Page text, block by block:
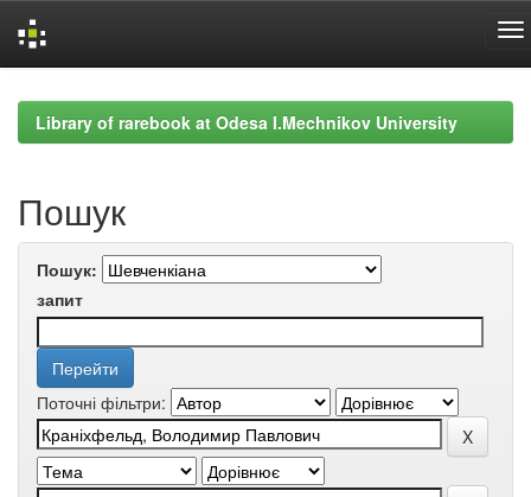
navigationLibrary of rarebook at Odesa I.Mechnikov University
Пошук
Пошук:
запит
Поточні фільтри: